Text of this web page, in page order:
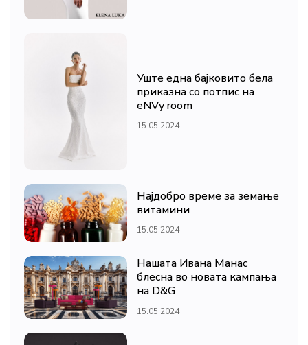
Уште една бајковито бела
приказна со потпис на
eNVy room
15.05.2024
Најдобро време за земање
витамини
15.05.2024
Нашата Ивана Манас
блесна во новата кампања
на D&G
15.05.2024